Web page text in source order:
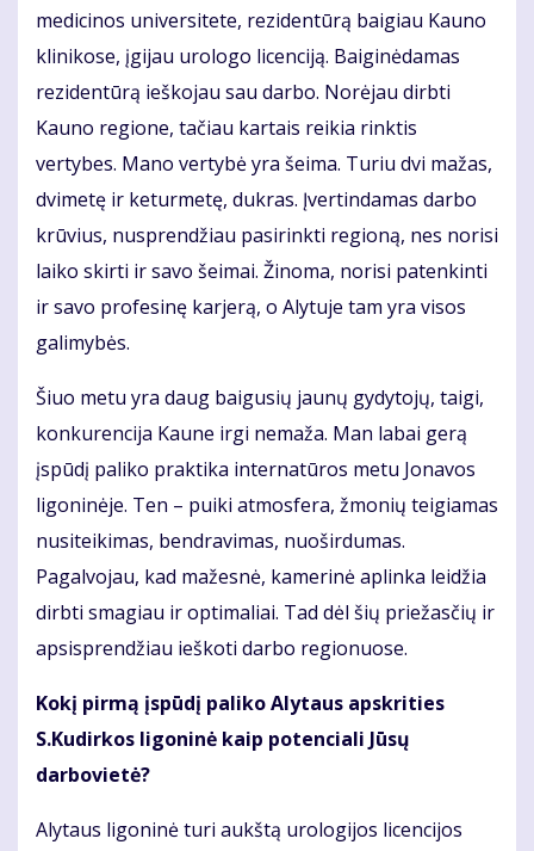
medicinos universitete, rezidentūrą baigiau Kauno
klinikose, įgijau urologo licenciją. Baiginėdamas
rezidentūrą ieškojau sau darbo. Norėjau dirbti
Kauno regione, tačiau kartais reikia rinktis
vertybes. Mano vertybė yra šeima. Turiu dvi mažas,
dvimetę ir keturmetę, dukras. Įvertindamas darbo
krūvius, nusprendžiau pasirinkti regioną, nes norisi
laiko skirti ir savo šeimai. Žinoma, norisi patenkinti
ir savo profesinę karjerą, o Alytuje tam yra visos
galimybės.
Šiuo metu yra daug baigusių jaunų gydytojų, taigi,
konkurencija Kaune irgi nemaža. Man labai gerą
įspūdį paliko praktika internatūros metu Jonavos
ligoninėje. Ten – puiki atmosfera, žmonių teigiamas
nusiteikimas, bendravimas, nuoširdumas.
Pagalvojau, kad mažesnė, kamerinė aplinka leidžia
dirbti smagiau ir optimaliai. Tad dėl šių priežasčių ir
apsisprendžiau ieškoti darbo regionuose.
Kokį pirmą įspūdį paliko Alytaus apskrities
S.Kudirkos ligoninė kaip potenciali Jūsų
darbovietė?
Alytaus ligoninė turi aukštą urologijos licencijos